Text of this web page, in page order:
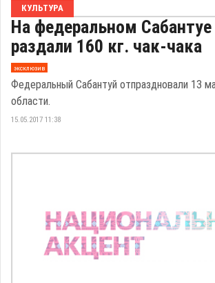
КУЛЬТУРА
На федеральном
раздали 160 кг. чак-чака
эксклюзив
Федеральный Сабантуй отпраздновали 13
области.
15.05.2017 11:38